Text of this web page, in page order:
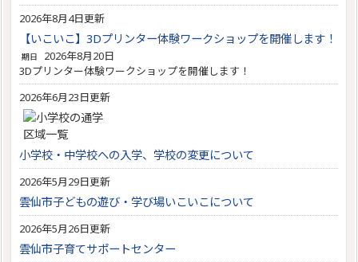
2026年8月4日更新
【いこいこ】3Dプリンター体験ワークショップを開催します！
期日
2026年8月20日
3Dプリンター体験ワークショップを開催します！
2026年6月23日更新
小学校・中学校への入学、学校の変更について
2026年5月29日更新
雲仙市子どもの遊び・学び場いこいこについて
2026年5月26日更新
雲仙市子育てサポートセンター